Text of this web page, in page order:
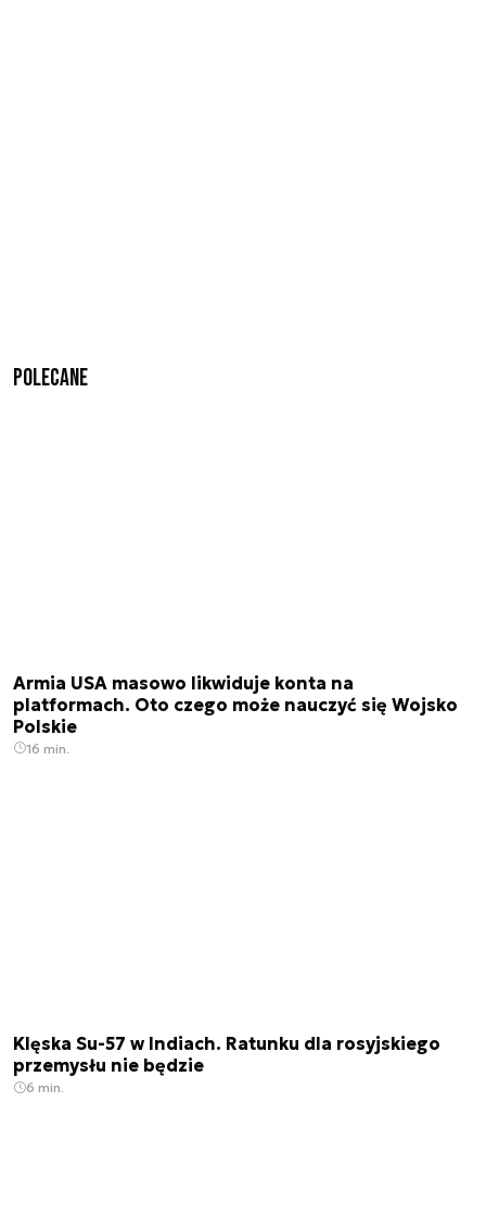
Polecane
Armia USA masowo likwiduje konta na
platformach. Oto czego może nauczyć się Wojsko
Polskie
16 min.
Klęska Su-57 w Indiach. Ratunku dla rosyjskiego
przemysłu nie będzie
6 min.